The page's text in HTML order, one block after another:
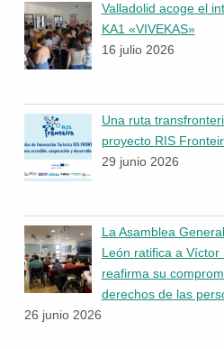
Valladolid acoge el
KA1 «VIVEKAS»
16 julio 2026
Una ruta
proyecto RIS
29 junio 2026
La Asamblea
León ratifica a
reafirma su
derechos de las
26 junio 2026